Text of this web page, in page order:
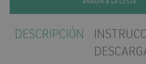
DESCRIPCIÓN